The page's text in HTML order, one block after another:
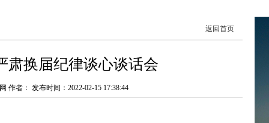
返回首页
肃换届纪律谈心谈话会
作者： 发布时间：2022-02-15 17:38:44